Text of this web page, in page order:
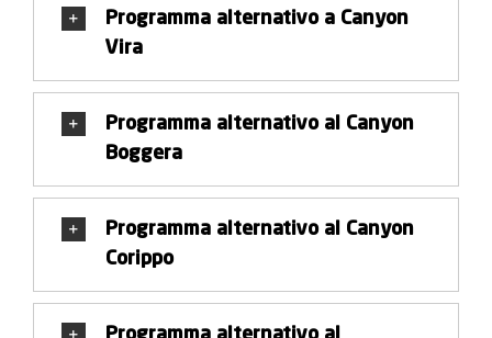
Programma alternativo a Canyon
Vira
Programma alternativo al Canyon
Boggera
Programma alternativo al Canyon
Corippo